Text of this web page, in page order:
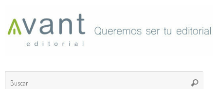
contenido
Buscar